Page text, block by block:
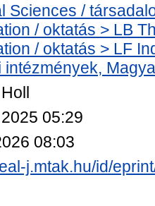
Sciences /
/ oktatás > LB
/ oktatás > LF
intézmények,
05:29
08:03
j.mtak.hu/id/